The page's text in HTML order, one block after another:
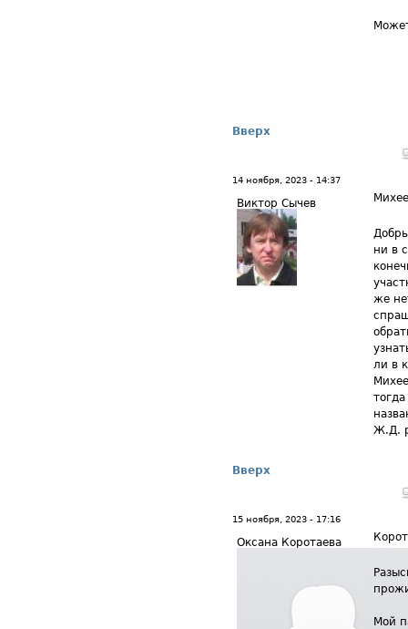
Вверх
14 ноября, 2023 - 14:37
Виктор Сычев
ни в
же
ли в
Ж.Д.
Вверх
15 ноября, 2023 - 17:16
Оксана Коротаева
Мой